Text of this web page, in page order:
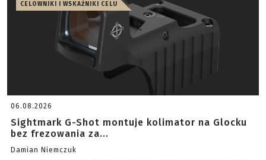
CELOWNIKI I WSKAŹNIKI CELU
06.08.2026
Sightmark G-Shot montuje kolimator na Glocku
bez frezowania za...
Damian Niemczuk